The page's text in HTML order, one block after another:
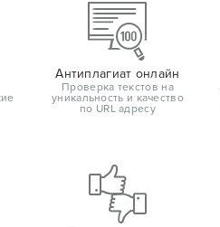
Антиплагиат онлайн
Проверка текстов на
уникальность и качество
по URL адресу